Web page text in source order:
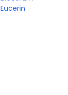
Eucerin